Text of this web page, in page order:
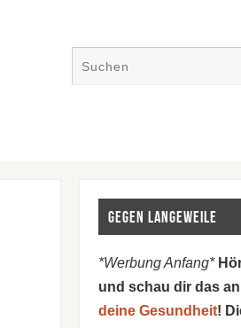
Gegen Langeweile
*Werbung Anfang*
und schau dir das
deine Gesundheit!